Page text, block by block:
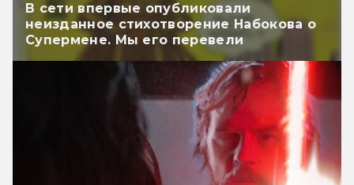
В сети впервые опубликовали
неизданное стихотворение Набокова о
Супермене. Мы его перевели